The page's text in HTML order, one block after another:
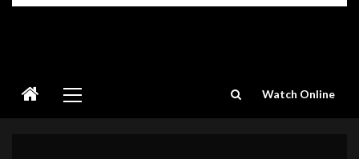
Menu
Watch Online